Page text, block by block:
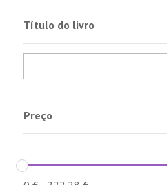
Título do livro
Preço